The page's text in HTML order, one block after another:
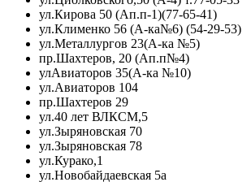
ул.Кирова 50 (Ап.п-1)(77-65-41)
ул.Клименко 56 (А-ка№6) (54-29-53)
ул.Металлургов 23(А-ка №5)
пр.Шахтеров, 20 (Ап.п№4)
улАвиаторов 35(А-ка №10)
ул.Авиаторов 104
пр.Шахтеров 29
ул.40 лет ВЛКСМ,5
ул.Зыряновская 70
ул.Зыряновская 78
ул.Курако,1
ул.Новобайдаевская 5а